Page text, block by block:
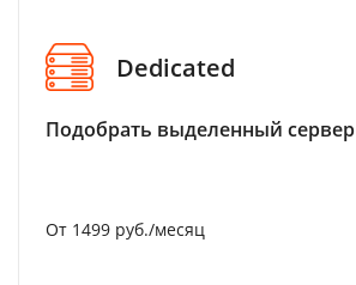
Dedicated
Подобрать выделенный сервер
От 1499 руб./месяц